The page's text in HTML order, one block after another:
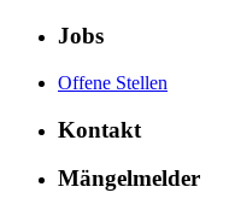
Jobs
Offene Stellen
Kontakt
Mängelmelder